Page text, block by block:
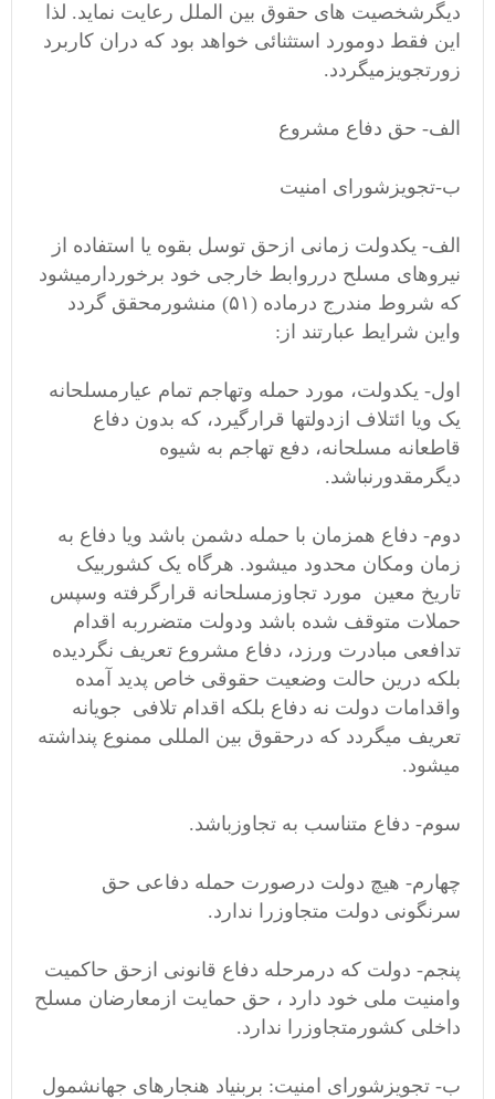
دیگرشخصیت های حقوق بین الملل رعایت نماید. لذا
این فقط دومورد استثنائی خواهد بود که دران کاربرد
زورتجویزمیگردد.
الف- حق دفاع مشروع
ب-تجویزشورای امنیت
الف- یکدولت زمانی ازحق توسل بقوه یا استفاده از
نیروهای مسلح درروابط خارجی خود برخوردارمیشود
که شروط مندرج درماده (۵۱) منشورمحقق گردد
واین شرایط عبارتند از:
اول- یکدولت، مورد حمله وتهاجم تمام عیارمسلحانه
یک ویا ائتلاف ازدولتها قرارگیرد، که بدون دفاع
قاطعانه مسلحانه، دفع تهاجم به شیوه
دیگرمقدورنباشد.
دوم- دفاع همزمان با حمله دشمن باشد ویا دفاع به
زمان ومکان محدود میشود. هرگاه یک کشوربیک
تاریخ معین مورد تجاوزمسلحانه قرارگرفته وسپس
حملات متوقف شده باشد ودولت متضرربه اقدام
تدافعی مبادرت ورزد، دفاع مشروع تعریف نگردیده
بلکه درین حالت وضعیت حقوقی خاص پدید آمده
واقدامات دولت نه دفاع بلکه اقدام تلافی جویانه
تعریف میگردد که درحقوق بین المللی ممنوع پنداشته
میشود.
سوم- دفاع متناسب به تجاوزباشد.
چهارم- هیچ دولت درصورت حمله دفاعی حق
سرنگونی دولت متجاوزرا ندارد.
پنجم- دولت که درمرحله دفاع قانونی ازحق حاکمیت
وامنیت ملی خود دارد ، حق حمایت ازمعارضان مسلح
داخلی کشورمتجاوزرا ندارد.
ب- تجویزشورای امنیت: بربنیاد هنجارهای جهانشمول